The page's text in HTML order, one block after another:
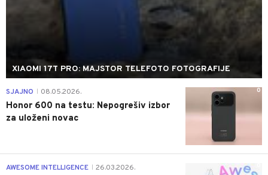
XIAOMI 17T PRO: MAJSTOR TELEFOTO FOTOGRAFIJE
0
SJAJNO 08.05.2026.
Honor 600 na testu: Nepogrešiv izbor
za uloženi novac
AWESOME INTELLIGENCE 26.03.2026.